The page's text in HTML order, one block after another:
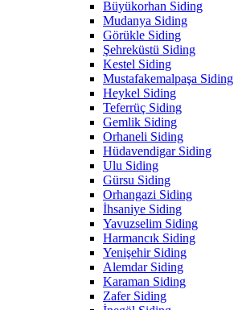
Büyükorhan Siding
Mudanya Siding
Görükle Siding
Şehreküstü Siding
Kestel Siding
Mustafakemalpaşa Siding
Heykel Siding
Teferrüç Siding
Gemlik Siding
Orhaneli Siding
Hüdavendigar Siding
Ulu Siding
Gürsu Siding
Orhangazi Siding
İhsaniye Siding
Yavuzselim Siding
Harmancık Siding
Yenişehir Siding
Alemdar Siding
Karaman Siding
Zafer Siding